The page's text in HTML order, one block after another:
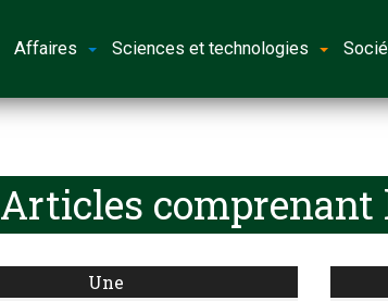
Affaires Sciences et technologies
Articles comprenant
Une